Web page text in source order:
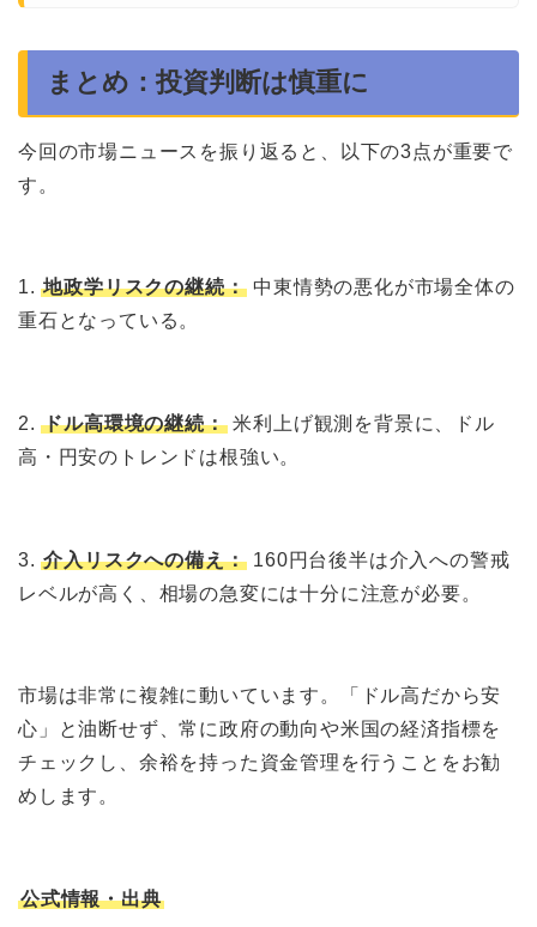
まとめ：投資判断は慎重に
今回の市場ニュースを振り返ると、以下の3点が重要で
す。
1.地政学リスクの継続： 中東情勢の悪化が市場全体の
重石となっている。
2.ドル高環境の継続：米利上げ観測を背景に、ドル
高・円安のトレンドは根強い。
3.介入リスクへの備え： 160円台後半は介入への警戒
レベルが高く、相場の急変には十分に注意が必要。
市場は非常に複雑に動いています。「ドル高だから安
心」と油断せず、常に政府の動向や米国の経済指標を
チェックし、余裕を持った資金管理を行うことをお勧
めします。
公式情報・出典